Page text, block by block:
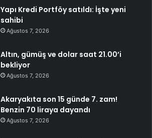
Yapı Kredi Portföy satıldı: İşte yeni
sahibi
Ağustos 7, 2026
Altın, gümüş ve dolar saat 21.00’i
bekliyor
Ağustos 7, 2026
Akaryakıta son 15 günde 7. zam!
Benzin 70 liraya dayandı
Ağustos 7, 2026